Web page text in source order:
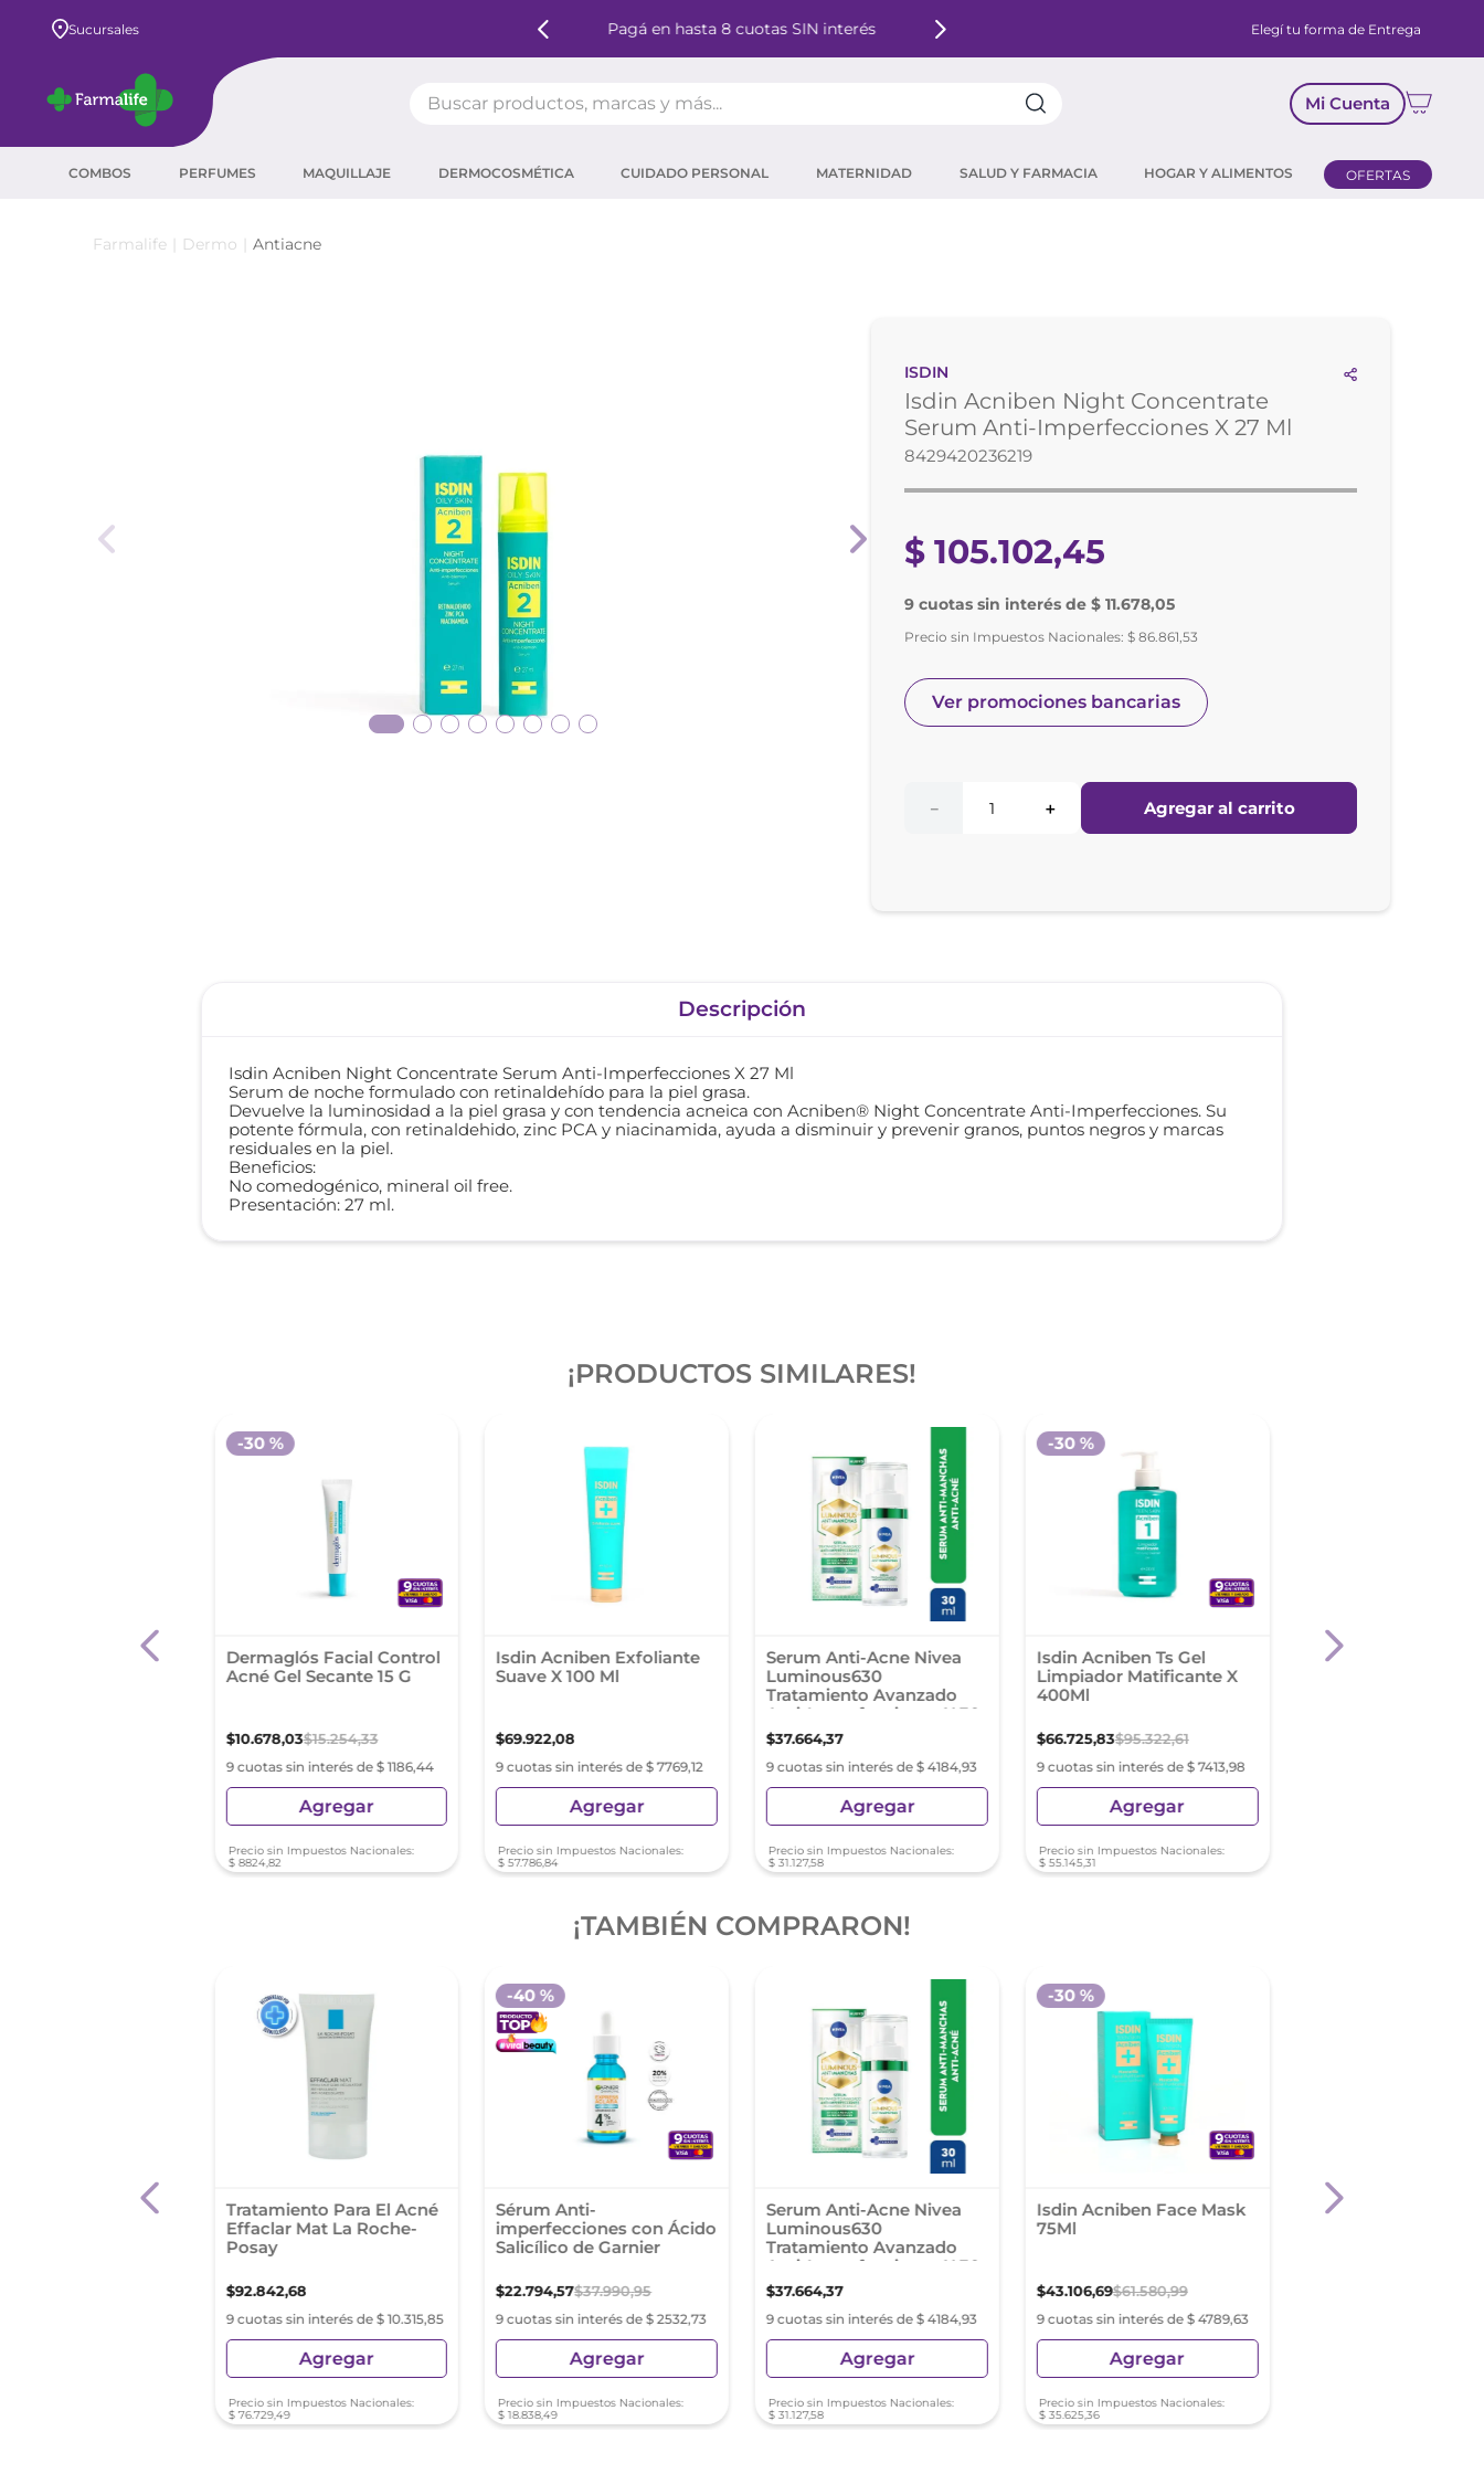
Sucursales Pagá en hasta 8 cuotas SIN interés Elegí tu forma de Entrega
Mi Cuenta
COMBOS PERFUMES MAQUILLAJE DERMOCOSMÉTICA CUIDADO PERSONAL MATERNIDAD SALUD Y FARMACIA HOGAR Y ALIMENTOS OFERTAS
Dermo Antiacne
ISDIN
Isdin Acniben Night Concentrate
Serum Anti-Imperfecciones X 27 Ml
8429420236219
$ 105.102,45
9 cuotas sin interés de $ 11.678,05
Precio sin Impuestos Nacionales:$ 86.861,53
Ver promociones bancarias
＋
－ Agregar al carrito
Descripción
Isdin Acniben Night Concentrate Serum Anti-Imperfecciones X 27 Ml
Serum de noche formulado con retinaldehído para la piel grasa.
Devuelve la luminosidad a la piel grasa y con tendencia acneica con Acniben® Night Concentrate Anti-Imperfecciones. Su
potente fórmula, con retinaldehido, zinc PCA y niacinamida, ayuda a disminuir y prevenir granos, puntos negros y marcas
residuales en la piel.
Beneficios:
No comedogénico, mineral oil free.
Presentación: 27 ml.
¡PRODUCTOS SIMILARES!
Dermaglós Facial Control
Acné Gel Secante 15 G
$10.678,03$15.254,33
9 cuotas sin interés de $ 1186,44
-30 %
Agregar
Precio sin Impuestos Nacionales:
$ 8824,82
Isdin Acniben Exfoliante
Suave X 100 Ml
$69.922,08
9 cuotas sin interés de $ 7769,12
Agregar
Precio sin Impuestos Nacionales:
$ 57.786,84
Serum Anti-Acne Nivea
Luminous630
Tratamiento Avanzado
Anti-Imperfecciones X 30
Ml
$37.664,37
9 cuotas sin interés de $ 4184,93
Agregar
Precio sin Impuestos Nacionales:
$ 31.127,58
Isdin Acniben Ts Gel
Limpiador Matificante X
400Ml
$66.725,83$95.322,61
9 cuotas sin interés de $ 7413,98
-30 %
Agregar
Precio sin Impuestos Nacionales:
$ 55.145,31
Isdin Acniben On
¡TAMBIÉN COMPRARON!
Ts Repair
Tratamiento Para El Acné
Effaclar Mat La Roche-
Posay
$92.842,68
9 cuotas sin interés de $ 10.315,85
Agregar
Precio sin Impuestos Nacionales:
$ 76.729,49
Sérum Anti-
imperfecciones con Ácido
Salicílico de Garnier
$22.794,57$37.990,95
9 cuotas sin interés de $ 2532,73
-40 %
Agregar
Precio sin Impuestos Nacionales:
$ 18.838,49
Serum Anti-Acne Nivea
Luminous630
Tratamiento Avanzado
Anti-Imperfecciones X 30
Ml
$37.664,37
9 cuotas sin interés de $ 4184,93
Agregar
Precio sin Impuestos Nacionales:
$ 31.127,58
Isdin Acniben Face Mask
75Ml
$43.106,69$61.580,99
9 cuotas sin interés de $ 4789,63
-30 %
Agregar
Precio sin Impuestos Nacionales:
$ 35.625,36
Isdin Acniben On
mascara pestañas
retinol
tintura